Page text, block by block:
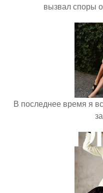
вызвал споры
В последнее время я